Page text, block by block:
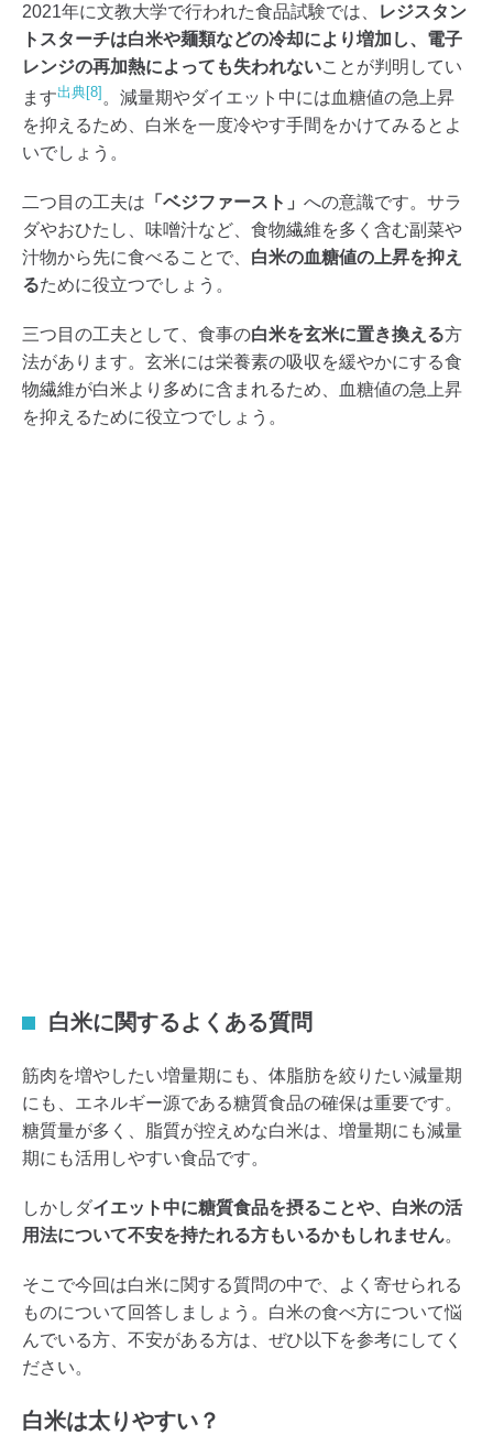
2021年に文教大学で行われた食品試験では、
レジスタン
トスターチは白米や麺類などの冷却により増加し、電子
レンジの再加熱によっても失われないことが判明してい
ます出典[8] 。減量期やダイエット中には血糖値の急上昇
を抑えるため、白米を一度冷やす手間をかけてみるとよ
いでしょう。
二つ目の工夫は 「ベジファースト」 への意識です。サラ
ダやおひたし、味噌汁など、食物繊維を多く含む副菜や
汁物から先に食べることで、 白米の血糖値の上昇を抑え
るために役立つでしょう。
三つ目の工夫として、食事の白米を玄米に置き換える方
法があります。玄米には栄養素の吸収を緩やかにする食
物繊維が白米より多めに含まれるため、血糖値の急上昇
を抑えるために役立つでしょう。
白米に関するよくある質問
筋肉を増やしたい増量期にも、体脂肪を絞りたい減量期
にも、エネルギー源である糖質食品の確保は重要です。
糖質量が多く、脂質が控えめな白米は、増量期にも減量
期にも活用しやすい食品です。
しかしダイエット中に糖質食品を摂ることや、白米の活
用法について不安を持たれる方もいるかもしれません。
そこで今回は白米に関する質問の中で、よく寄せられる
ものについて回答しましょう。白米の食べ方について悩
んでいる方、不安がある方は、ぜひ以下を参考にしてく
ださい。
白米は太りやすい？